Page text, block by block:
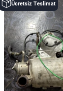
Ücretsiz Teslimat